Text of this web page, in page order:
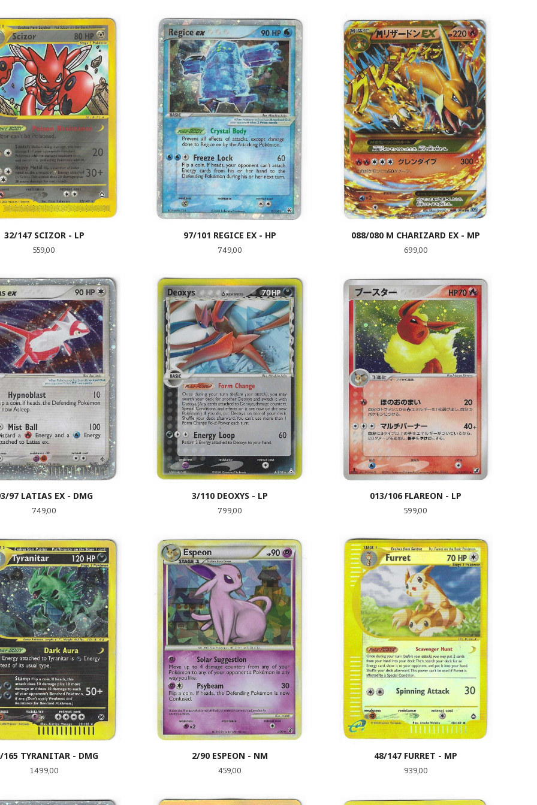
LES MER LES MER LES MER
32/147 SCIZOR - LP
Pris
559,00
KJØP
97/101 REGICE EX - HP
Pris
749,00
KJØP
088/080 M CHARIZARD EX - MP
Pris
699,00
KJØP
97 LATIAS EX - DMG
Pris
749,00
LES MER
3/110 DEOXYS - LP
Pris
799,00
KJØP
013/106 FLAREON - LP
Pris
599,00
KJØP
165 TYRANITAR - DMG
Pris
1 499,00
KJØP
2/90 ESPEON - NM
Pris
459,00
LES MER
48/147 FURRET - MP
Pris
939,00
LES MER